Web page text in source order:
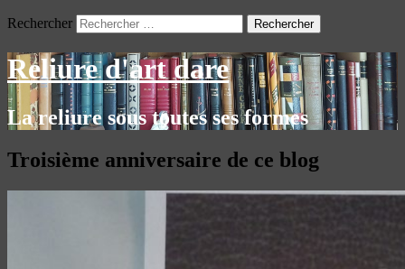
Rechercher
Reliure d'art dare
La reliure sous toutes ses formes
Troisième anniversaire de ce blog